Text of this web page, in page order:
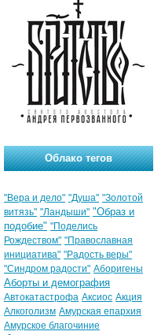
Облако тегов
"Вера и дело" "Душа" "Золотой
витязь" "Ландыши" "Образ и
подобие" "Поделись
Рождеством" "Православная
инициатива" "Радость веры"
"Синдром радости" Аборигены
Аборты и демография
Автокатастрофа Аксиос Акция
Алкоголизм Амурская епархия
Амурское благочиние